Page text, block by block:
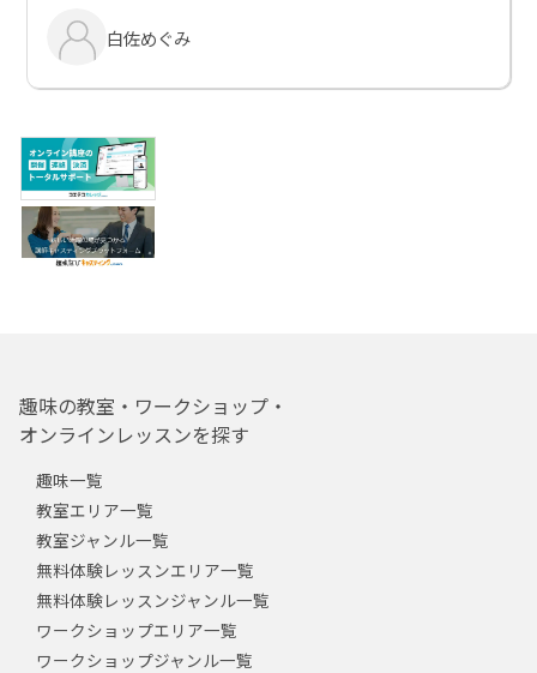
白佐めぐみ
趣味の教室・ワークショップ・
オンラインレッスンを探す
趣味一覧
教室エリア一覧
教室ジャンル一覧
無料体験レッスンエリア一覧
無料体験レッスンジャンル一覧
ワークショップエリア一覧
ワークショップジャンル一覧